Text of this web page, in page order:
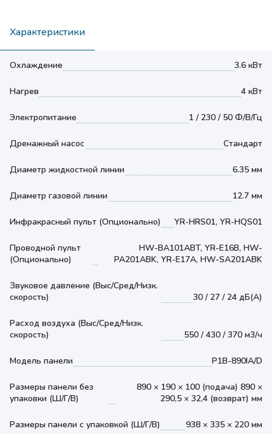
Характеристики
Охлаждение 3.6 кВт
Нагрев 4 кВт
Электропитание 1 / 230 / 50 Ф/В/Гц
Дренажный насос Стандарт
Диаметр жидкостной линии 6.35 мм
Диаметр газовой линии 12.7 мм
Инфракрасный пульт (Опционально) YR-HRS01, YR-HQS01
Проводной пульт
(Опционально)
HW-BA101ABT, YR-E16B, HW-
PA201ABK, YR-E17A, HW-SA201ABK
Звуковое давление (Выс/Сред/Низк.
скорость)
30 / 27 / 24 дБ(А)
Расход воздуха (Выс/Сред/Низк.
скорость)
550 / 430 / 370 м3/ч
Модель панели P1B-890IA/D
Размеры панели без
упаковки (Ш/Г/В)
890 × 190 × 100 (подача) 890 ×
290,5 × 32,4 (возврат) мм
Размеры панели с упаковкой (Ш/Г/В) 938 × 335 × 220 мм